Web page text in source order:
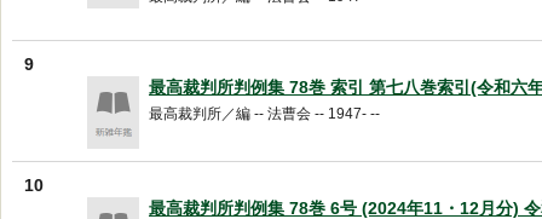
9
最高裁判所判例集 78巻 索引 第七八巻索引(令和六
最高裁判所／編 -- 法曹会 -- 1947- --
10
最高裁判所判例集 78巻 6号 (2024年11・12月分)